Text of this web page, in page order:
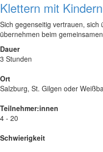
Klettern mit Kindern
Sich gegenseitig vertrauen, sich
übernehmen beim
Dauer
3 Stunden
Ort
Salzburg, St. Gilgen oder
Teilnehmer:innen
4 - 20
Schwierigkeit